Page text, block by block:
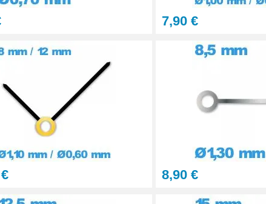
BERGEON
7,90 €
8,90 €